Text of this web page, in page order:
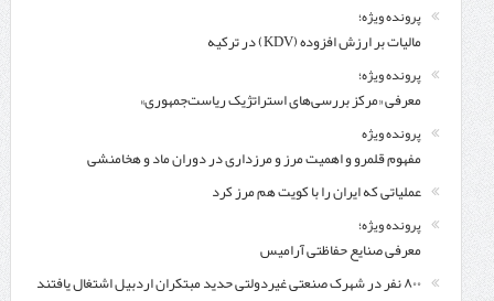
پرونده ویژه؛
مالیات بر ارزش افزوده (KDV) در ترکیه
پرونده ویژه؛
معرفی «مرکز بررسی‌های استراتژیک ریاست‌جمهوری»
پرونده ویژه
مفهوم قلمرو و اهمیت مرز و مرزداری در دوران ماد و هخامنشی
عملیاتی که ایران را با کویت هم مرز کرد
پرونده ویژه؛
معرفی صنایع حفاظتی آرامیس
۸۰۰ نفر در شهرک صنعتی غیردولتی حدید مبتکران اردبیل اشتغال یافتند